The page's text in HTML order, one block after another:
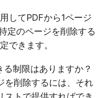
してPDFから1ページ
定のページを削除する
できます。
制限はありますか？
を削除するには、それ